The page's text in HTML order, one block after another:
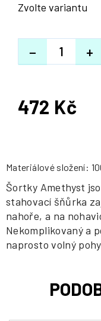
Zvolte variantu
+
−
472 Kč
Měrná
Materiálové složení:
Šortky Amethyst
stahovací šňůrka
nahoře, a na
Nekomplikovaný a
naprosto volný